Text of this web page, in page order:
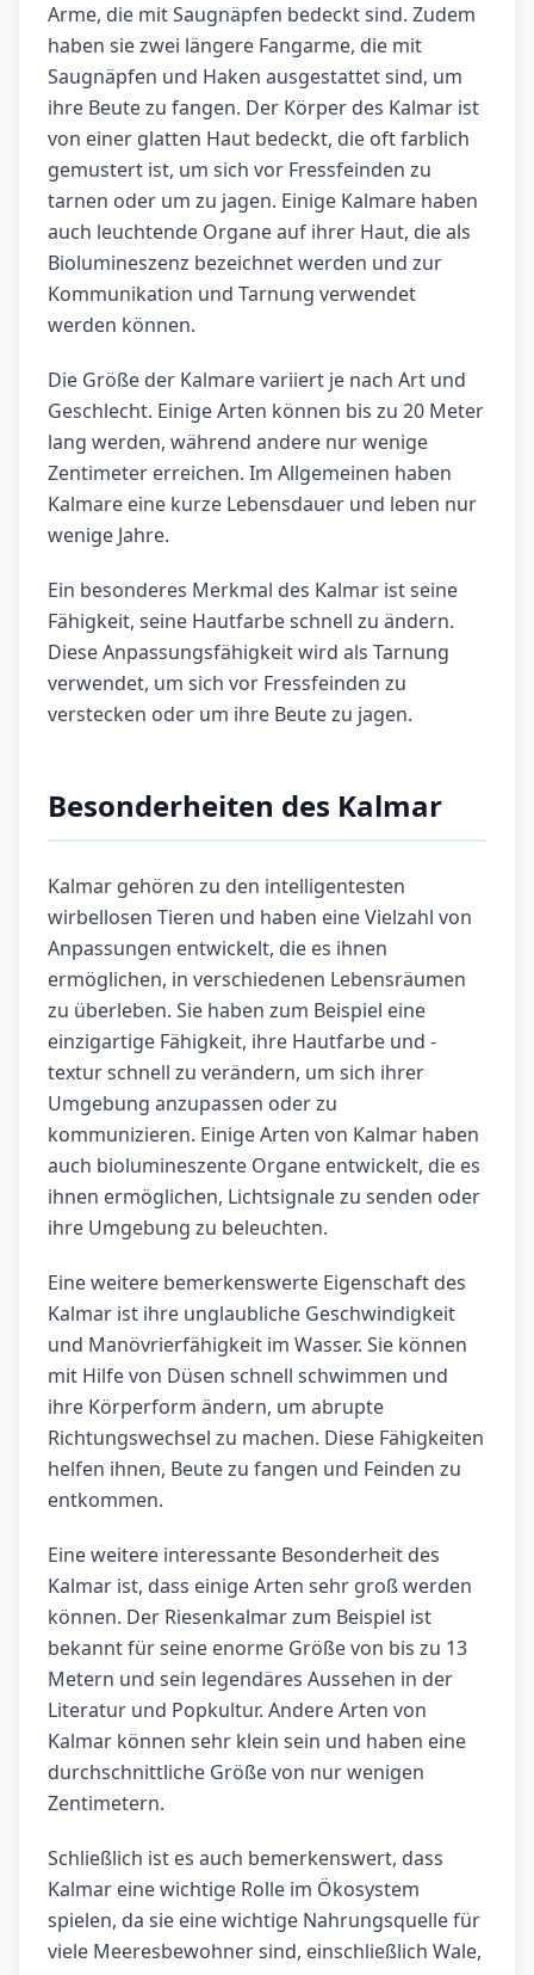
Arme, die mit Saugnäpfen bedeckt sind. Zudem
haben sie zwei längere Fangarme, die mit
Saugnäpfen und Haken ausgestattet sind, um
ihre Beute zu fangen. Der Körper des Kalmar ist
von einer glatten Haut bedeckt, die oft farblich
gemustert ist, um sich vor Fressfeinden zu
tarnen oder um zu jagen. Einige Kalmare haben
auch leuchtende Organe auf ihrer Haut, die als
Biolumineszenz bezeichnet werden und zur
Kommunikation und Tarnung verwendet
werden können.
Die Größe der Kalmare variiert je nach Art und
Geschlecht. Einige Arten können bis zu 20 Meter
lang werden, während andere nur wenige
Zentimeter erreichen. Im Allgemeinen haben
Kalmare eine kurze Lebensdauer und leben nur
wenige Jahre.
Ein besonderes Merkmal des Kalmar ist seine
Fähigkeit, seine Hautfarbe schnell zu ändern.
Diese Anpassungsfähigkeit wird als Tarnung
verwendet, um sich vor Fressfeinden zu
verstecken oder um ihre Beute zu jagen.
Besonderheiten des Kalmar
Kalmar gehören zu den intelligentesten
wirbellosen Tieren und haben eine Vielzahl von
Anpassungen entwickelt, die es ihnen
ermöglichen, in verschiedenen Lebensräumen
zu überleben. Sie haben zum Beispiel eine
einzigartige Fähigkeit, ihre Hautfarbe und -
textur schnell zu verändern, um sich ihrer
Umgebung anzupassen oder zu
kommunizieren. Einige Arten von Kalmar haben
auch biolumineszente Organe entwickelt, die es
ihnen ermöglichen, Lichtsignale zu senden oder
ihre Umgebung zu beleuchten.
Eine weitere bemerkenswerte Eigenschaft des
Kalmar ist ihre unglaubliche Geschwindigkeit
und Manövrierfähigkeit im Wasser. Sie können
mit Hilfe von Düsen schnell schwimmen und
ihre Körperform ändern, um abrupte
Richtungswechsel zu machen. Diese Fähigkeiten
helfen ihnen, Beute zu fangen und Feinden zu
entkommen.
Eine weitere interessante Besonderheit des
Kalmar ist, dass einige Arten sehr groß werden
können. Der Riesenkalmar zum Beispiel ist
bekannt für seine enorme Größe von bis zu 13
Metern und sein legendäres Aussehen in der
Literatur und Popkultur. Andere Arten von
Kalmar können sehr klein sein und haben eine
durchschnittliche Größe von nur wenigen
Zentimetern.
Schließlich ist es auch bemerkenswert, dass
Kalmar eine wichtige Rolle im Ökosystem
spielen, da sie eine wichtige Nahrungsquelle für
viele Meeresbewohner sind, einschließlich Wale,